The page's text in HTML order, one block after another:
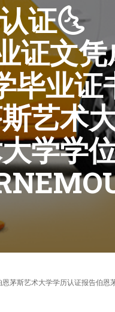
证🌜
证文
毕业证
艺术
学学
茅斯艺术大学学历认证报告伯恩